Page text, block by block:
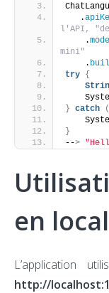
   .
l'API,
    .
mini"
    .
try {
} catch (
}
-->
en local
L’application
http://